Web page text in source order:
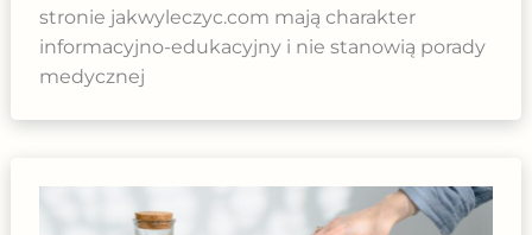
stronie jakwyleczyc.com mają charakter
informacyjno-edukacyjny i nie stanowią porady
medycznej